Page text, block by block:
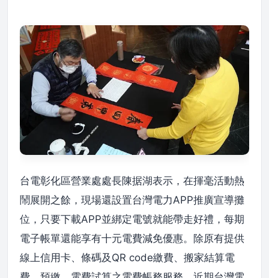
台電彰化區營業處處長陳据湖表示，在揮毫活動熱
鬧展開之餘，現場還設置台灣電力APP推廣宣導攤
位，只要下載APP並綁定電號就能帶走好禮，每期
電子帳單還能享有十元電費減免優惠。除原有提供
線上信用卡、條碼及QR code繳費、搬家結算電